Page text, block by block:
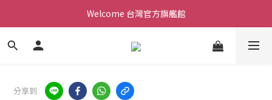
Welcome 台灣官方旗艦館
Welcome 台灣官方旗艦館
新會員加入現領折價200元。立即抵用。
分享到